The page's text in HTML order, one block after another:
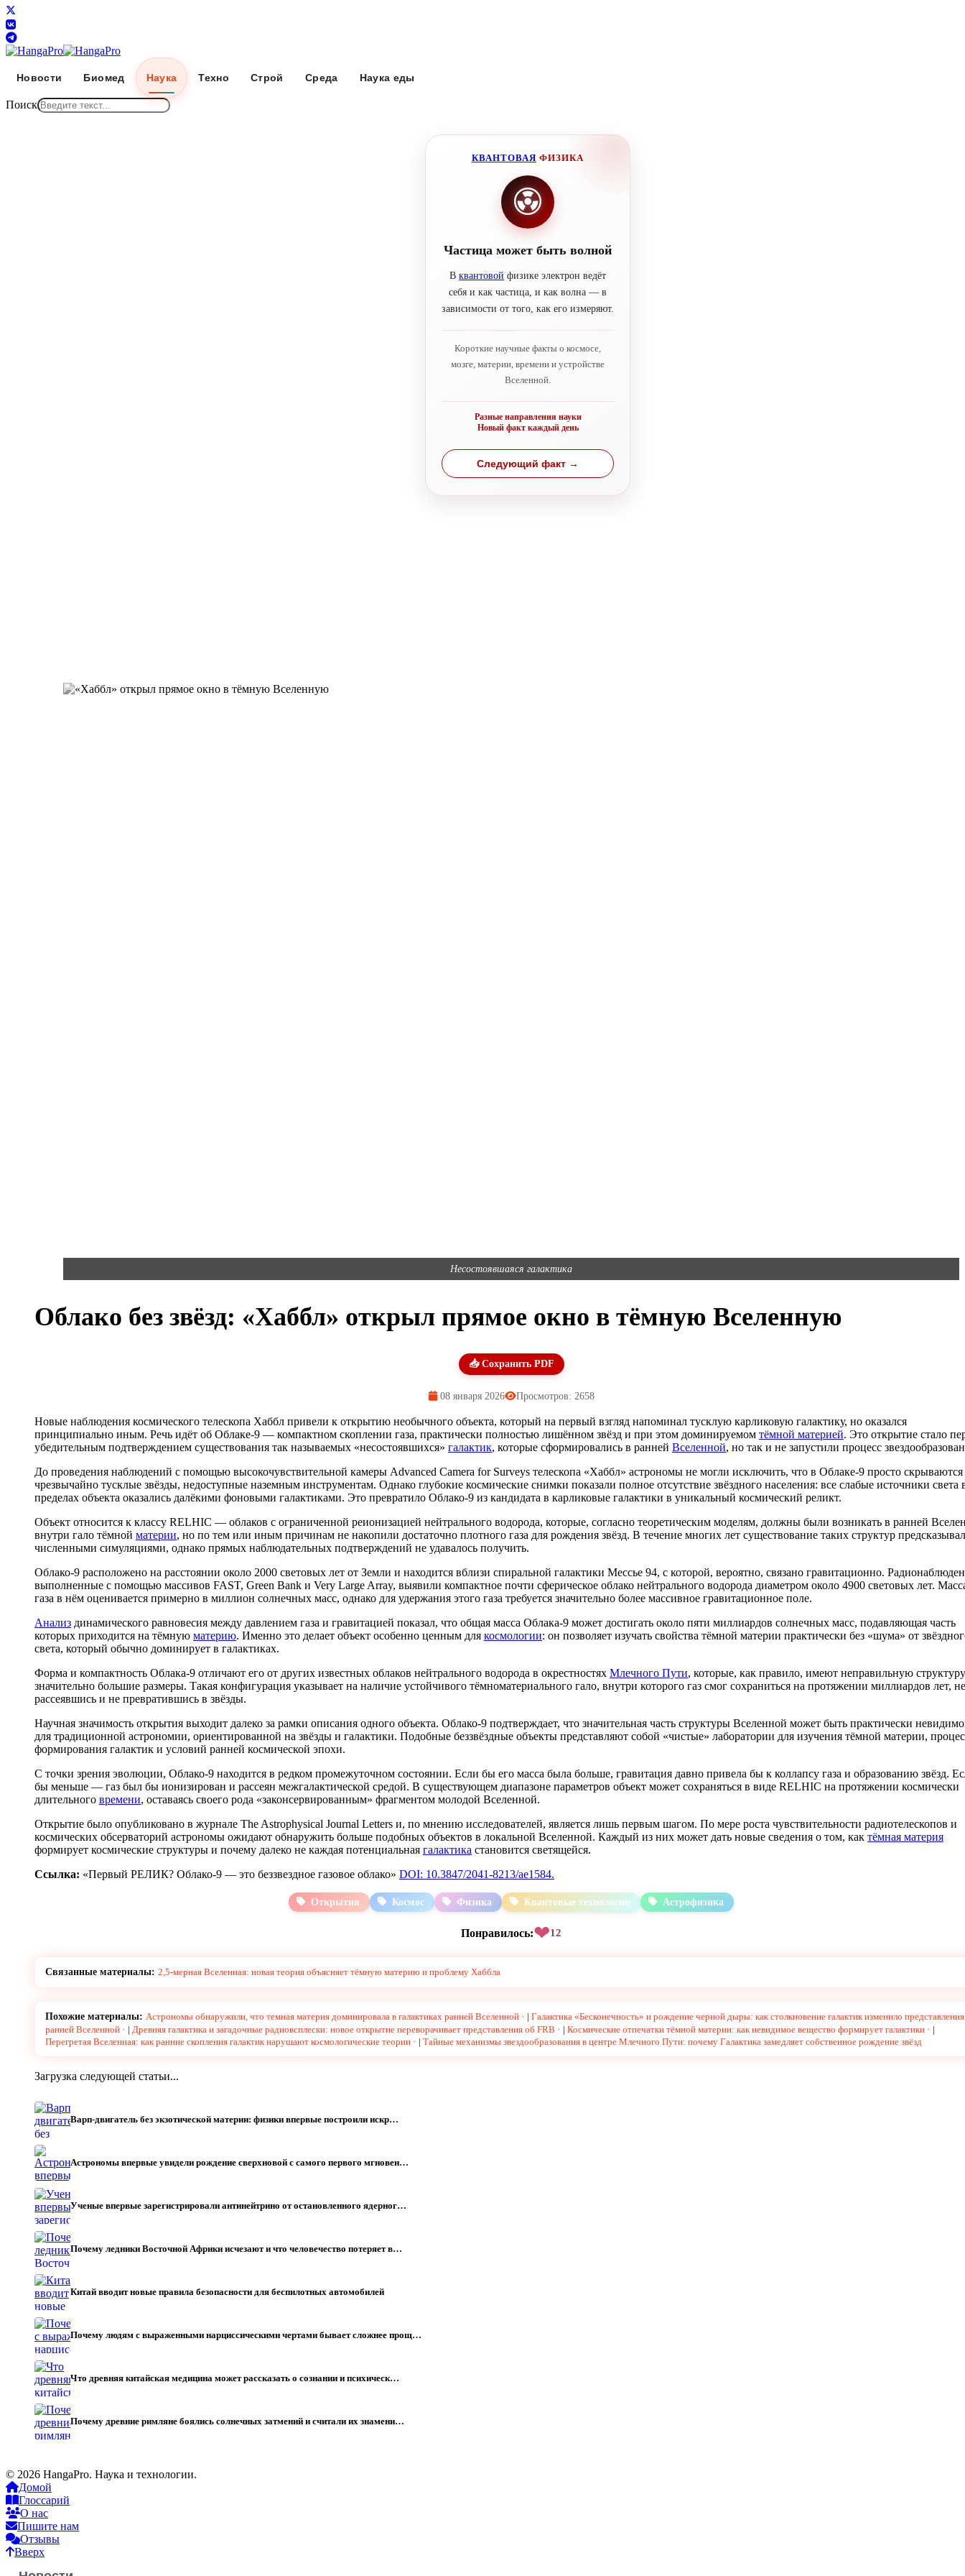
Новости Биомед Наука Техно Строй Среда Наука еды
Поиск
КВАНТОВАЯ ФИЗИКА
Частица может быть волной
В квантовой физике электрон ведёт
себя и как частица, и как волна — в
зависимости от того, как его измеряют.
Короткие научные факты о космосе,
мозге, материи, времени и устройстве
Вселенной.
Разные направления науки
Новый факт каждый день
Следующий факт →
Несостоявшаяся галактика
Облако без звёзд: «Хаббл» открыл прямое окно в тёмную Вселенную
📥 Сохранить PDF
08 января 2026 Просмотров: 2658
Новые наблюдения космического телескопа Хаббл привели к открытию необычного объекта, который на первый взгляд напоминал тусклую карликовую галактику, но оказался
принципиально иным. Речь идёт об Облаке-9 — компактном скоплении газа, практически полностью лишённом звёзд и при этом доминируемом тёмной материей. Это открытие стало
убедительным подтверждением существования так называемых «несостоявшихся» галактик, которые сформировались в ранней Вселенной, но так и не запустили процесс
До проведения наблюдений с помощью высокочувствительной камеры Advanced Camera for Surveys телескопа «Хаббл» астрономы не могли исключить, что в Облаке-9 просто скрываются
чрезвычайно тусклые звёзды, недоступные наземным инструментам. Однако глубокие космические снимки показали полное отсутствие звёздного населения: все слабые источники света
пределах объекта оказались далёкими фоновыми галактиками. Это превратило Облако-9 из кандидата в карликовые галактики в уникальный космический реликт.
Объект относится к классу RELHIC — облаков с ограниченной реионизацией нейтрального водорода, которые, согласно теоретическим моделям, должны были возникать в ранней
внутри гало тёмной материи, но по тем или иным причинам не накопили достаточно плотного газа для рождения звёзд. В течение многих лет существование таких структур
численными симуляциями, однако прямых наблюдательных подтверждений не удавалось получить.
Облако-9 расположено на расстоянии около 2000 световых лет от Земли и находится вблизи спиральной галактики Мессье 94, с которой, вероятно, связано гравитационно.
выполненные с помощью массивов FAST, Green Bank и Very Large Array, выявили компактное почти сферическое облако нейтрального водорода диаметром около 4900 световых лет.
газа в нём оценивается примерно в миллион солнечных масс, однако для удержания этого газа требуется значительно более массивное гравитационное поле.
Анализ динамического равновесия между давлением газа и гравитацией показал, что общая масса Облака-9 может достигать около пяти миллиардов солнечных масс, подавляющая часть
которых приходится на тёмную материю. Именно это делает объект особенно ценным для космологии: он позволяет изучать свойства тёмной материи практически без «шума» от
света, который обычно доминирует в галактиках.
Форма и компактность Облака-9 отличают его от других известных облаков нейтрального водорода в окрестностях Млечного Пути, которые, как правило, имеют неправильную
значительно большие размеры. Такая конфигурация указывает на наличие устойчивого тёмноматериального гало, внутри которого газ смог сохраниться на протяжении миллиардов лет, не
рассеявшись и не превратившись в звёзды.
Научная значимость открытия выходит далеко за рамки описания одного объекта. Облако-9 подтверждает, что значительная часть структуры Вселенной может быть практически
для традиционной астрономии, ориентированной на звёзды и галактики. Подобные беззвёздные объекты представляют собой «чистые» лаборатории для изучения тёмной материи,
формирования галактик и условий ранней космической эпохи.
С точки зрения эволюции, Облако-9 находится в редком промежуточном состоянии. Если бы его масса была больше, гравитация давно привела бы к коллапсу газа и образованию звёзд.
бы меньше — газ был бы ионизирован и рассеян межгалактической средой. В существующем диапазоне параметров объект может сохраняться в виде RELHIC на протяжении космически
длительного времени, оставаясь своего рода «законсервированным» фрагментом молодой Вселенной.
Открытие было опубликовано в журнале The Astrophysical Journal Letters и, по мнению исследователей, является лишь первым шагом. По мере роста чувствительности радиотелескопов и
космических обсерваторий астрономы ожидают обнаружить больше подобных объектов в локальной Вселенной. Каждый из них может дать новые сведения о том, как тёмная материя
формирует космические структуры и почему далеко не каждая потенциальная галактика становится светящейся.
Ссылка: «Первый РЕЛИК? Облако-9 — это беззвездное газовое облако» DOI: 10.3847/2041-8213/ae1584.
Открытия Космос Физика Квантовые технологии Астрофизика
Понравилось:❤12
Связанные материалы: 2,5-мерная Вселенная: новая теория объясняет тёмную материю и проблему Хаббла
Похожие материалы: Астрономы обнаружили, что темная материя доминировала в галактиках ранней Вселенной | Галактика «Бесконечность» и рождение черной дыры: как столкновение галактик изменило
ранней Вселенной
| Древняя галактика и загадочные радиовсплески: новое открытие переворачивает представления об FRB | Космические отпечатки тёмной материи: как невидимое вещество формирует галактики
|
Перегретая Вселенная: как ранние скопления галактик нарушают космологические теории
| Тайные механизмы звездообразования в центре Млечного Пути: почему Галактика замедляет собственное рождение звёзд
Загрузка следующей статьи...
Варп-двигатель без экзотической материи: физики впервые построили искр…
Астрономы впервые увидели рождение сверхновой с самого первого мгновен…
Ученые впервые зарегистрировали антинейтрино от остановленного ядерног…
Почему ледники Восточной Африки исчезают и что человечество потеряет в…
Китай вводит новые правила безопасности для беспилотных автомобилей
Почему людям с выраженными нарциссическими чертами бывает сложнее прощ…
Что древняя китайская медицина может рассказать о сознании и психическ…
Почему древние римляне боялись солнечных затмений и считали их знамени…
© 2026 HangaPro. Наука и технологии.
Домой
Глоссарий
О нас
Пишите нам
Отзывы
Вверх